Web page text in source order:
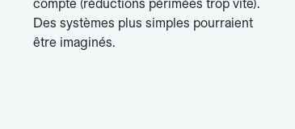
compte (réductions périmées trop vite).
Des systèmes plus simples pourraient
être imaginés.